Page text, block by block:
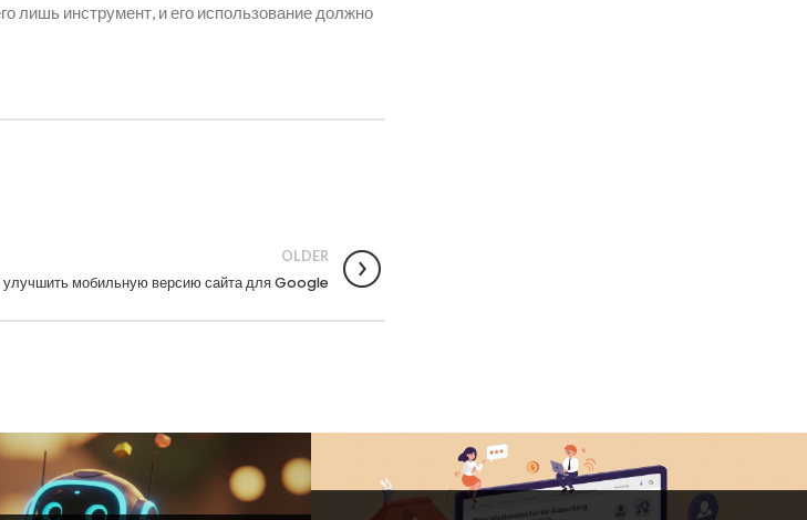
лишь инструмент, и его использование должно
OLDER
улучшить мобильную версию сайта для Google